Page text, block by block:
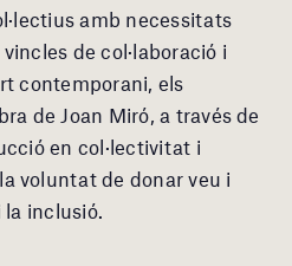
amb necessitats
de col·laboració i
contemporani, els
de Joan Miró, a través de
en col·lectivitat i
voluntat de donar veu i
inclusió.